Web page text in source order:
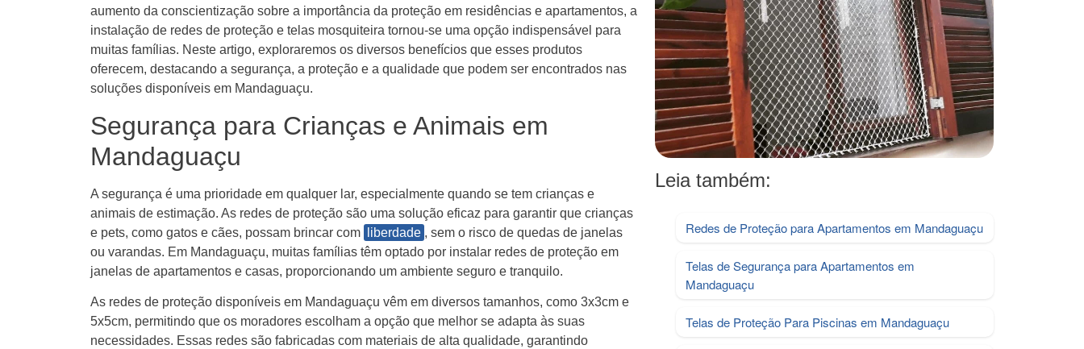
aumento da conscientização sobre a importância da proteção em residências e apartamentos, a
instalação de redes de proteção e telas mosquiteira tornou-se uma opção indispensável para
muitas famílias. Neste artigo, exploraremos os diversos benefícios que esses produtos
oferecem, destacando a segurança, a proteção e a qualidade que podem ser encontrados nas
soluções disponíveis em Mandaguaçu.
Segurança para Crianças e Animais em
Mandaguaçu
A segurança é uma prioridade em qualquer lar, especialmente quando se tem crianças e
animais de estimação. As redes de proteção são uma solução eficaz para garantir que crianças
e pets, como gatos e cães, possam brincar com
liberdade , sem o risco de quedas de janelas
ou varandas. Em Mandaguaçu, muitas famílias têm optado por instalar redes de proteção em
janelas de apartamentos e casas, proporcionando um ambiente seguro e tranquilo.
As redes de proteção disponíveis em Mandaguaçu vêm em diversos tamanhos, como 3x3cm e
5x5cm, permitindo que os moradores escolham a opção que melhor se adapta às suas
necessidades. Essas redes são fabricadas com materiais de alta qualidade, garantindo
Leia também:
Redes de Proteção para Apartamentos em Mandaguaçu
Telas de Segurança para Apartamentos em
Mandaguaçu
Telas de Proteção Para Piscinas em Mandaguaçu